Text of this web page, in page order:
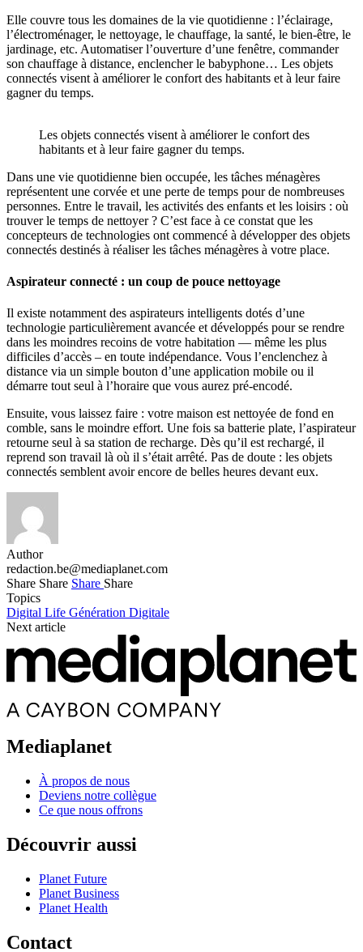
Elle couvre tous les domaines de la vie quotidienne : l’éclairage,
l’électroménager, le nettoyage, le chauffage, la santé, le bien-être, le
jardinage, etc. Automatiser l’ouverture d’une fenêtre, commander
son chauffage à distance, enclencher le babyphone… Les objets
connectés visent à améliorer le confort des habitants et à leur faire
gagner du temps.
Les objets connectés visent à améliorer le confort des
habitants et à leur faire gagner du temps.
Dans une vie quotidienne bien occupée, les tâches ménagères
représentent une corvée et une perte de temps pour de nombreuses
personnes. Entre le travail, les activités des enfants et les loisirs : où
trouver le temps de nettoyer ? C’est face à ce constat que les
concepteurs de technologies ont commencé à développer des objets
connectés destinés à réaliser les tâches ménagères à votre place.
Aspirateur connecté : un coup de pouce nettoyage
Il existe notamment des aspirateurs intelligents dotés d’une
technologie particulièrement avancée et développés pour se rendre
dans les moindres recoins de votre habitation — même les plus
difficiles d’accès – en toute indépendance. Vous l’enclenchez à
distance via un simple bouton d’une application mobile ou il
démarre tout seul à l’horaire que vous aurez pré-encodé.
Ensuite, vous laissez faire : votre maison est nettoyée de fond en
comble, sans le moindre effort. Une fois sa batterie plate, l’aspirateur
retourne seul à sa station de recharge. Dès qu’il est rechargé, il
reprend son travail là où il s’était arrêté. Pas de doute : les objets
connectés semblent avoir encore de belles heures devant eux.
Author
redaction.be@mediaplanet.com
Share Share Share Share
Topics
Digital Life Génération Digitale
Next article
Mediaplanet
À propos de nous
Deviens notre collègue
Ce que nous offrons
Découvrir aussi
Planet Future
Planet Business
Planet Health
Contact